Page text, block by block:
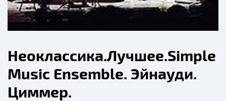
Неоклассика.Лучшее.Simple
Music Ensemble. Эйнауди.
Циммер.